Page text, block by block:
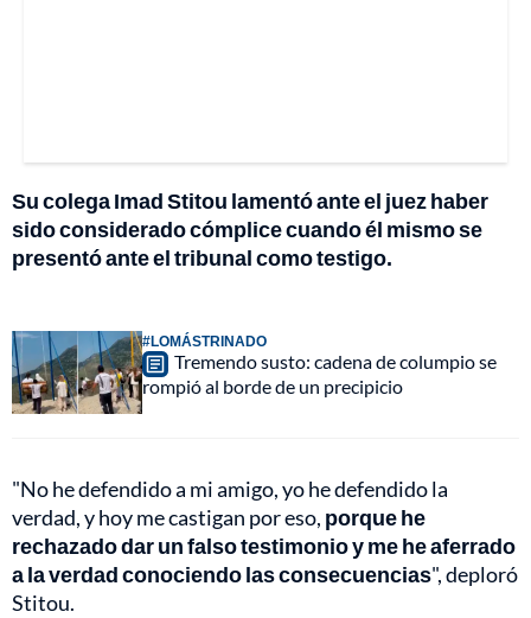
Su colega Imad Stitou lamentó ante el juez haber
sido considerado cómplice cuando él mismo se
presentó ante el tribunal como testigo.
#LOMÁSTRINADO
Tremendo susto: cadena de columpio se
rompió al borde de un precipicio
"No he defendido a mi amigo, yo he defendido la
verdad, y hoy me castigan por eso, porque he
rechazado dar un falso testimonio y me he aferrado
a la verdad conociendo las consecuencias", deploró
Stitou.